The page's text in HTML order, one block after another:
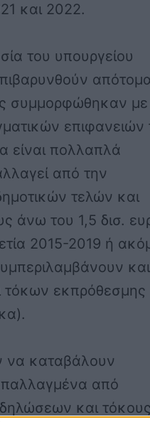
και 2022.
του υπουργείου
συμμορφώθηκαν
επιφανειών
είναι πολλαπλά
από την
τελών και
άνω του 1,5 δισ.
2015-2019 ή
τόκων εκπρόθεσμης
να καταβάλουν
από
και τόκους